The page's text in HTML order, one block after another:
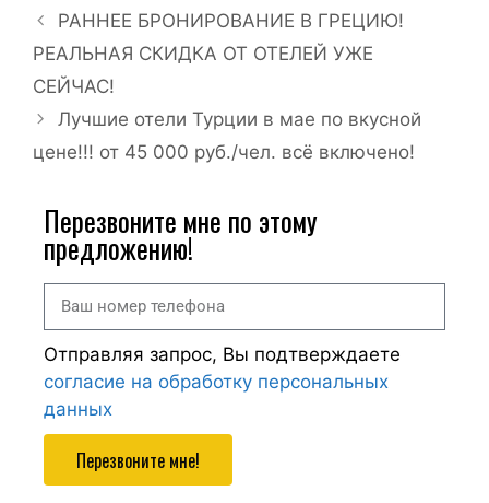
РАННЕЕ БРОНИРОВАНИЕ В ГРЕЦИЮ!
РЕАЛЬНАЯ СКИДКА ОТ ОТЕЛЕЙ УЖЕ
СЕЙЧАС!
Лучшие отели Турции в мае по вкусной
цене!!! от 45 000 руб./чел. всё включено!
Перезвоните мне по этому
предложению!
Отправляя запрос, Вы подтверждаете
согласие на обработку персональных
данных
Перезвоните мне!